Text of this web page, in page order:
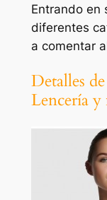
Entrando en
diferentes
a comentar
Detalles
Lencería y